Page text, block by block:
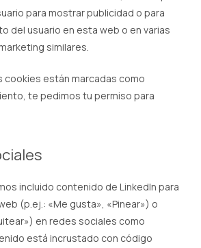
para mostrar publicidad o para
del usuario en esta web o en varias
similares.
cookies están marcadas como
te pedimos tu permiso para
incluido contenido de LinkedIn para
(p.ej.: «Me gusta», «Pinear») o
en redes sociales como
está incrustado con código